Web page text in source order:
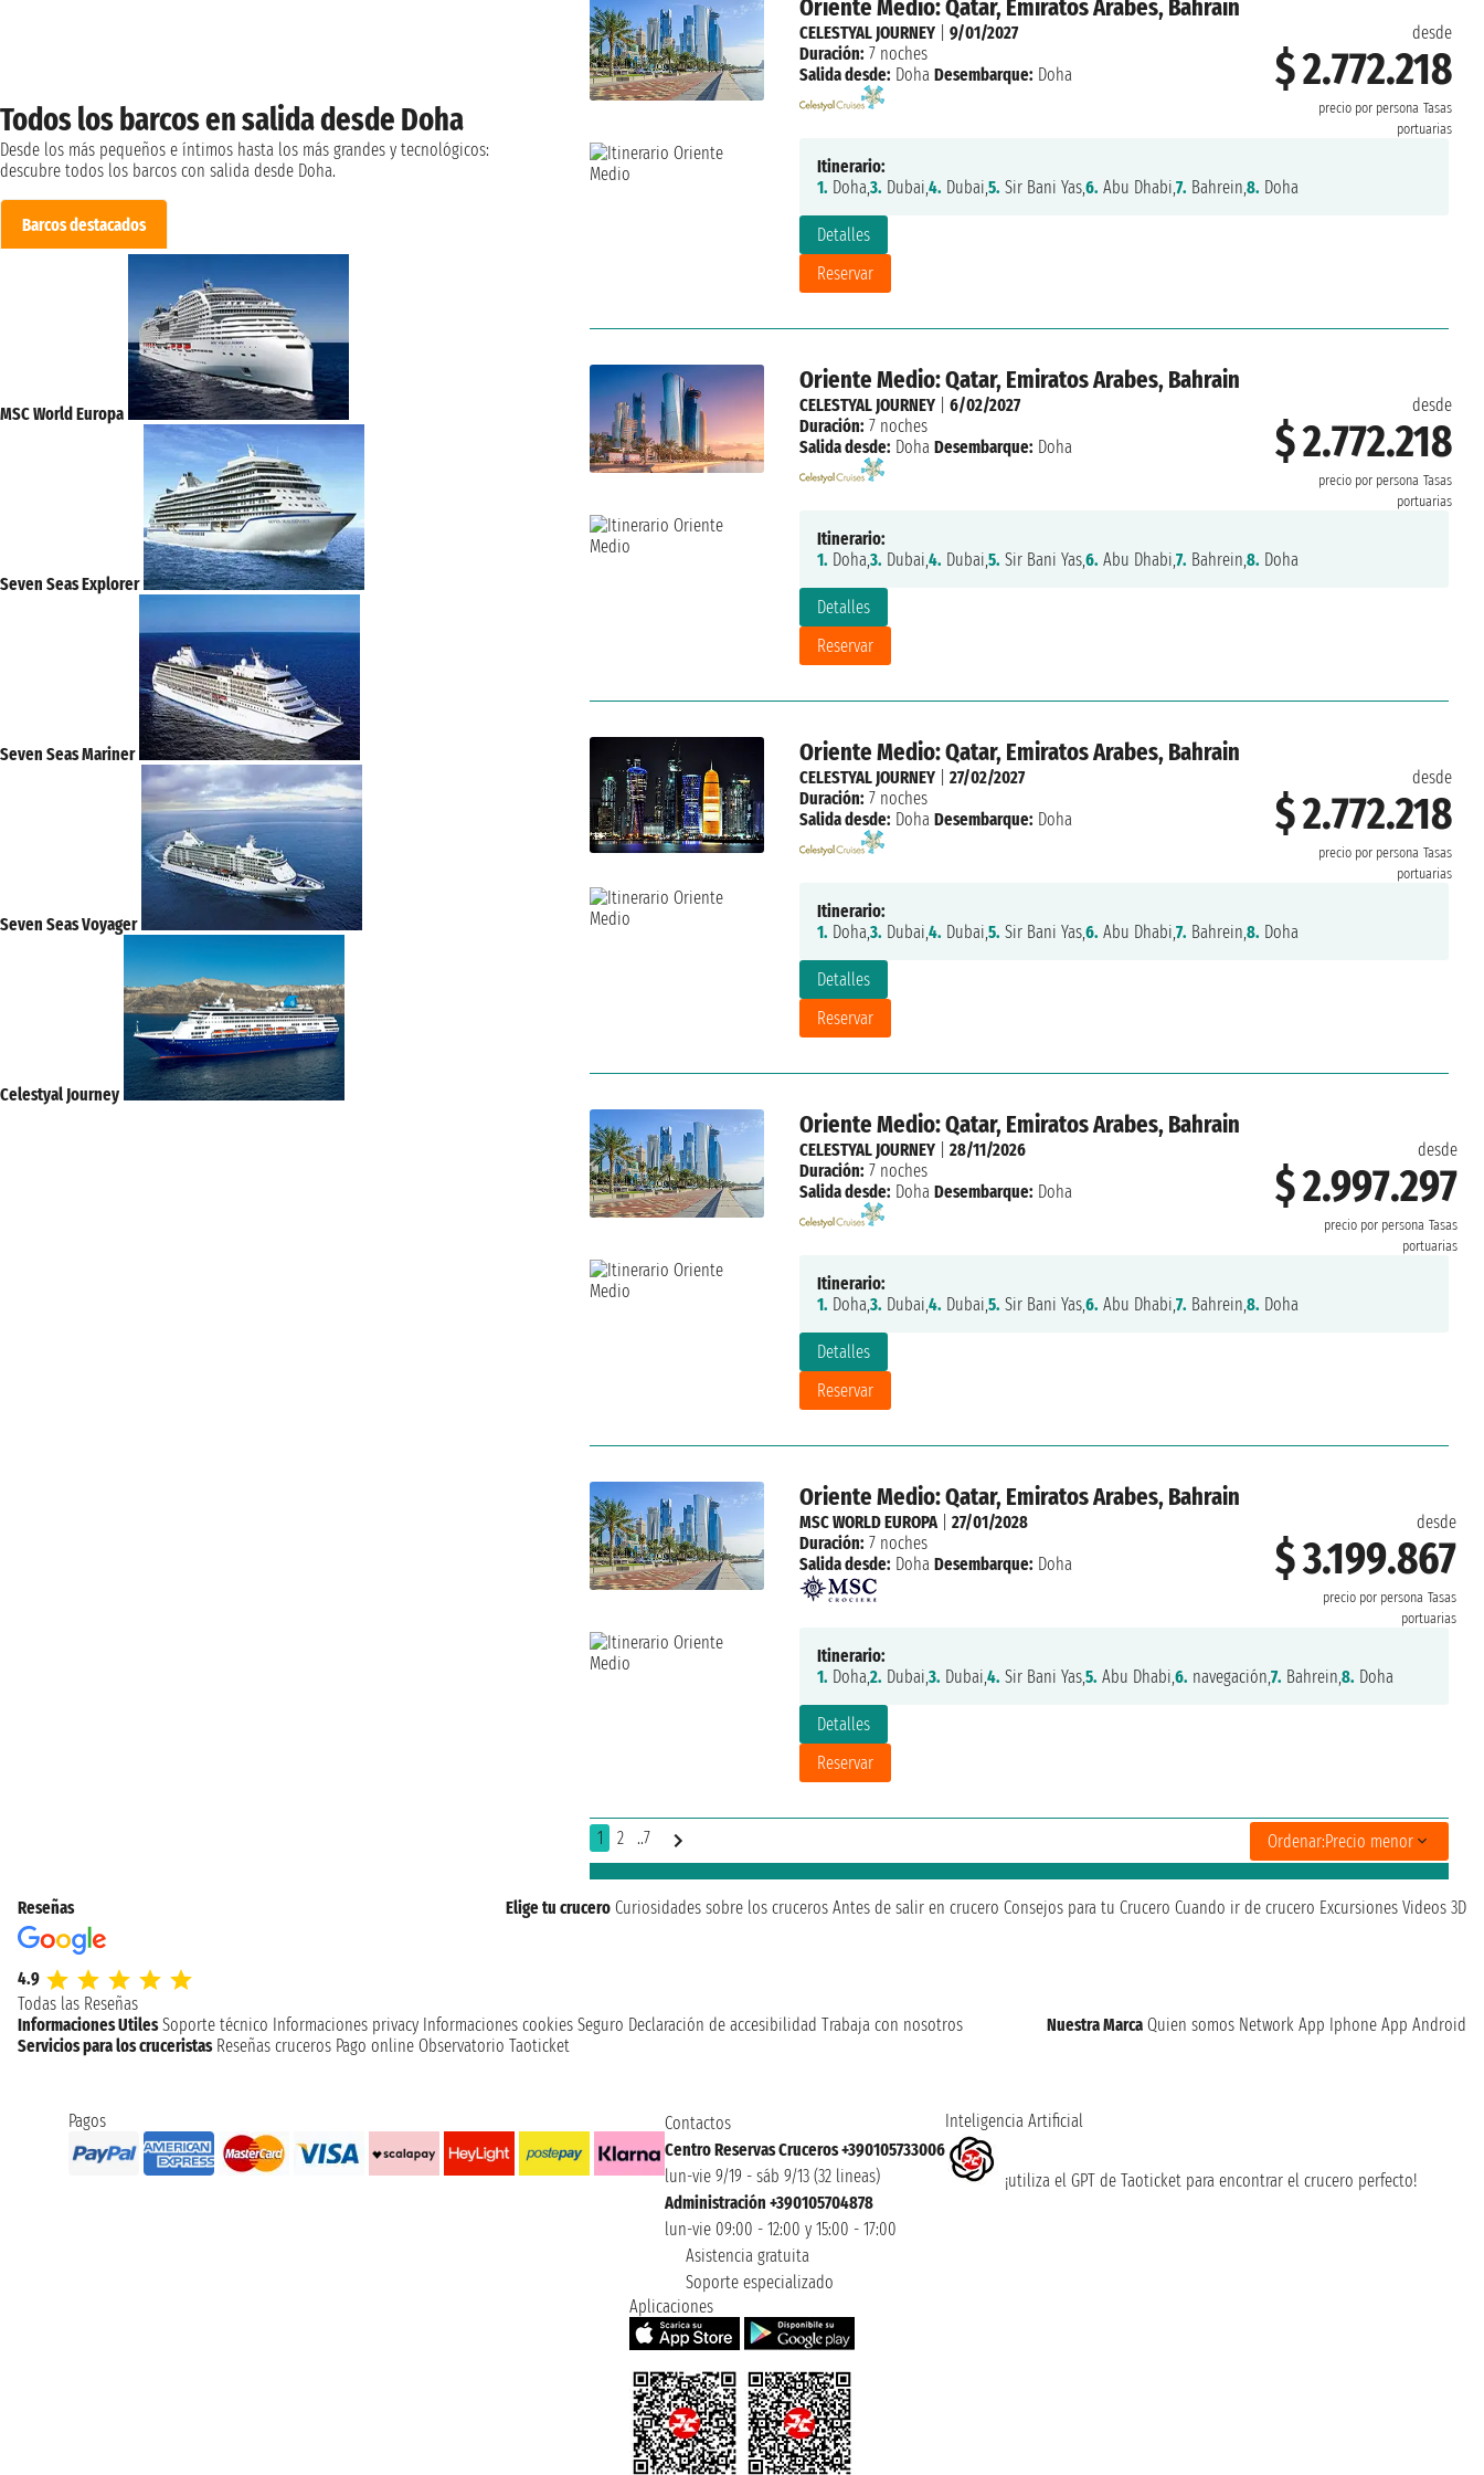
Oriente Medio: Qatar, Emiratos Arabes, Bahrain
desde
$ 2.772.218
precio por persona Tasas
portuarias
Detalles
Reservar
CELESTYAL JOURNEY| 9/01/2027
Duración: 7 noches
Salida desde: Doha Desembarque: Doha
Itinerario:
1. Doha,3. Dubai,4. Dubai,5. Sir Bani Yas,6. Abu Dhabi,7. Bahrein,8. Doha
Oriente Medio: Qatar, Emiratos Arabes, Bahrain
desde
$ 2.772.218
precio por persona Tasas
portuarias
Detalles
Reservar
CELESTYAL JOURNEY| 6/02/2027
Duración: 7 noches
Salida desde: Doha Desembarque: Doha
Itinerario:
1. Doha,3. Dubai,4. Dubai,5. Sir Bani Yas,6. Abu Dhabi,7. Bahrein,8. Doha
Oriente Medio: Qatar, Emiratos Arabes, Bahrain
desde
$ 2.772.218
precio por persona Tasas
portuarias
Detalles
Reservar
CELESTYAL JOURNEY| 27/02/2027
Duración: 7 noches
Salida desde: Doha Desembarque: Doha
Itinerario:
1. Doha,3. Dubai,4. Dubai,5. Sir Bani Yas,6. Abu Dhabi,7. Bahrein,8. Doha
Oriente Medio: Qatar, Emiratos Arabes, Bahrain
desde
$ 2.997.297
precio por persona Tasas
portuarias
Detalles
Reservar
CELESTYAL JOURNEY| 28/11/2026
Duración: 7 noches
Salida desde: Doha Desembarque: Doha
Itinerario:
1. Doha,3. Dubai,4. Dubai,5. Sir Bani Yas,6. Abu Dhabi,7. Bahrein,8. Doha
Oriente Medio: Qatar, Emiratos Arabes, Bahrain
desde
$ 3.199.867
precio por persona Tasas
portuarias
Detalles
Reservar
MSC WORLD EUROPA| 27/01/2028
Duración: 7 noches
Salida desde: Doha Desembarque: Doha
Itinerario:
1. Doha,2. Dubai,3. Dubai,4. Sir Bani Yas,5. Abu Dhabi,6. navegación,7. Bahrein,8. Doha
1 2 ..7 Ordenar:Precio menor
Todos los barcos en salida desde Doha
Desde los más pequeños e íntimos hasta los más grandes y tecnológicos:
descubre todos los barcos con salida desde Doha.
Barcos destacados
MSC World Europa
Seven Seas Explorer
Seven Seas Mariner
Seven Seas Voyager
Celestyal Journey
Reseñas
4.9
Todas las Reseñas
Elige tu crucero Curiosidades sobre los cruceros Antes de salir en crucero Consejos para tu Crucero Cuando ir de crucero Excursiones Videos 3D
Informaciones Utiles Soporte técnico Informaciones privacy Informaciones cookies Seguro Declaración de accesibilidad Trabaja con nosotros Nuestra Marca Quien somos Network App Iphone App Android
Servicios para los cruceristas Reseñas cruceros Pago online Observatorio Taoticket
Pagos
Contactos
Centro Reservas Cruceros +390105733006
lun-vie 9/19 - sáb 9/13 (32 lineas)
Administración +390105704878
lun-vie 09:00 - 12:00 y 15:00 - 17:00
Asistencia gratuita
Soporte especializado
Inteligencia Artificial
¡utiliza el GPT de Taoticket para encontrar el crucero perfecto!
Aplicaciones